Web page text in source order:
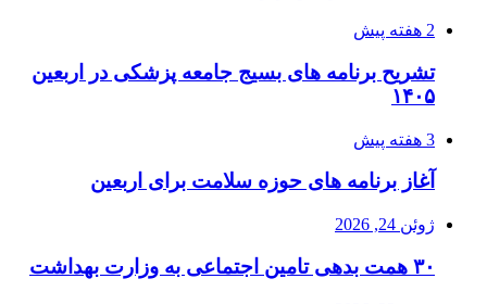
2 هفته پیش
تشریح برنامه های بسیج جامعه پزشکی در اربعین
۱۴۰۵
3 هفته پیش
آغاز برنامه های حوزه سلامت برای اربعین
ژوئن 24, 2026
۳۰ همت بدهی تامین اجتماعی به وزارت بهداشت